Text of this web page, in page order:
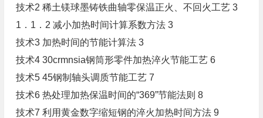
技术2 稀土镁球墨铸铁曲轴零保温正火、不回火工艺 3
1．1．2 减小加热时间计算系数方法 3
技术3 加热时间的节能计算法 3
技术4 30crmnsia钢筒形零件加热淬火节能工艺 6
技术5 45钢制轴头调质节能工艺 7
技术6 热处理加热保温时间的“369”节能法则 8
技术7 利用黄金数字缩短钢的淬火加热时间方法 9